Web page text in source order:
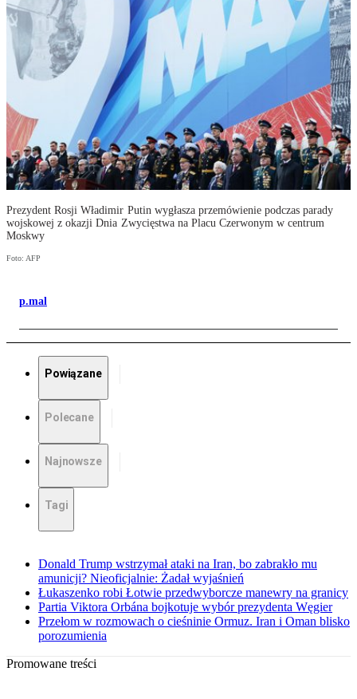
Prezydent Rosji Władimir Putin wygłasza przemówienie podczas parady
wojskowej z okazji Dnia Zwycięstwa na Placu Czerwonym w centrum
Moskwy
Foto: AFP
p.mal
Powiązane
Polecane
Najnowsze
Tagi
Donald Trump wstrzymał ataki na Iran, bo zabrakło mu
amunicji? Nieoficjalnie: Żadał wyjaśnień
Łukaszenko robi Łotwie przedwyborcze manewry na granicy
Partia Viktora Orbána bojkotuje wybór prezydenta Węgier
Przełom w rozmowach o cieśninie Ormuz. Iran i Oman blisko
porozumienia
Promowane treści